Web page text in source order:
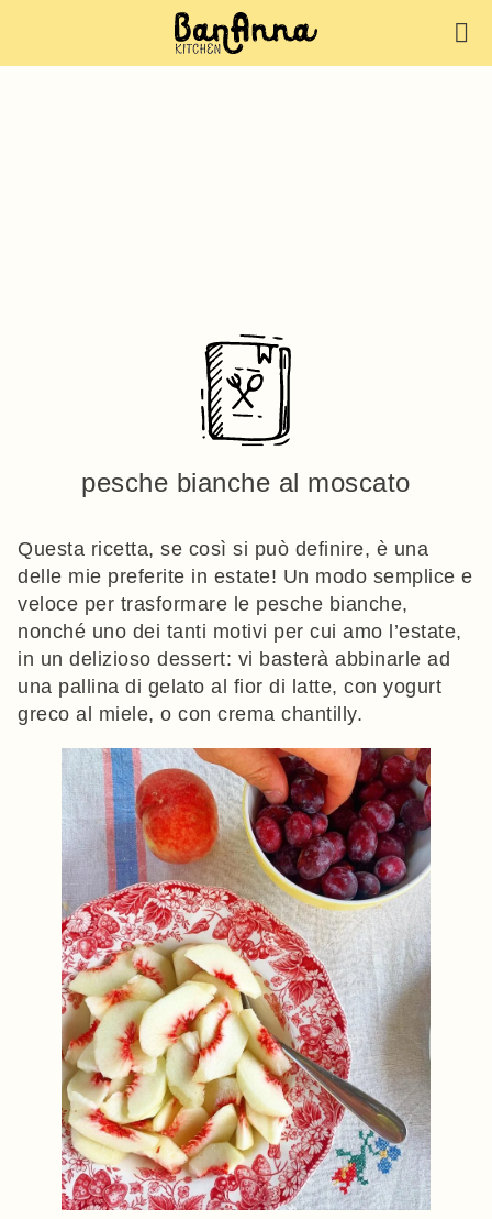
pesche bianche al moscato
Questa ricetta, se così si può definire, è una
delle mie preferite in estate! Un modo semplice e
veloce per trasformare le pesche bianche,
nonché uno dei tanti motivi per cui amo l’estate,
in un delizioso dessert: vi basterà abbinarle ad
una pallina di gelato al fior di latte, con yogurt
greco al miele, o con crema chantilly.